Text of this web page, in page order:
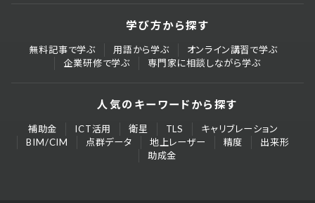
学び方から探す
無料記事で学ぶ 用語から学ぶ
オンライン講習で学ぶ
企業研修で学ぶ
専門家に相談しながら学ぶ
人気のキーワードから探す
補助金 ICT活用 衛星 TLS
キャリブレーション
BIM/CIM
点群データ 地上レーザー 精度
出来形
助成金